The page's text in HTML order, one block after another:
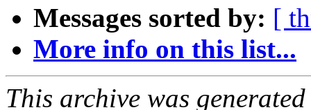
Messages sorted by: [
More info on this list...
This archive was